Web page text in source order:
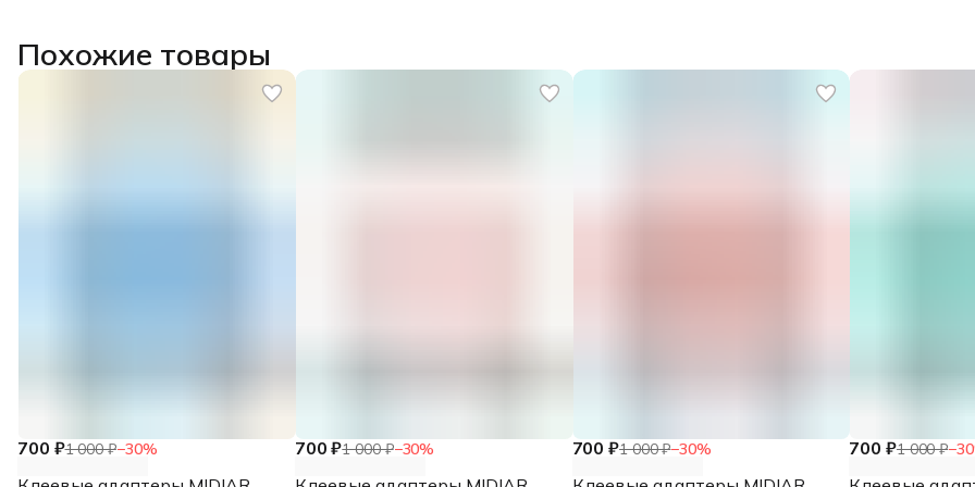
Похожие товары
700 ₽1 000 ₽−30% 700 ₽1 000 ₽−30% 700 ₽1 000 ₽−30% 700 ₽1 000 ₽−30